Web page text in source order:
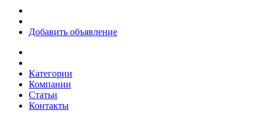
Добавить объявление
Категории
Компании
Статьи
Контакты